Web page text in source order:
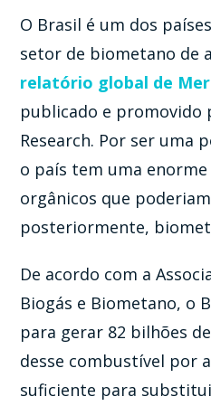
O Brasil é um dos
setor de biometano de
relatório global de
publicado e promovido
Research. Por ser uma
o país tem uma
orgânicos que
posteriormente,
De acordo com a
Biogás e Biometano, o
para gerar 82 bilhões
desse combustível por
suficiente para